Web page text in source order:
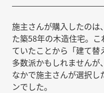
施主さんが購入したの
た築58年の木造住宅。
ていたことから「建て
多数派かもしれませんが
なかで施主さんが選択し
ンでした。